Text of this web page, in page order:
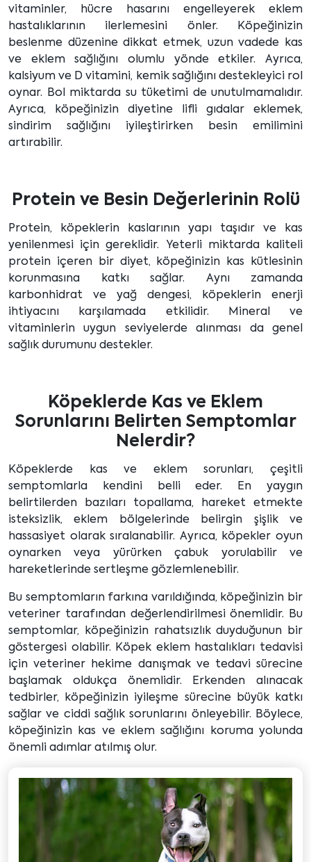
vitaminler, hücre hasarını engelleyerek eklem
hastalıklarının ilerlemesini önler. Köpeğinizin
beslenme düzenine dikkat etmek, uzun vadede kas
ve eklem sağlığını olumlu yönde etkiler. Ayrıca,
kalsiyum ve D vitamini, kemik sağlığını destekleyici rol
oynar. Bol miktarda su tüketimi de unutulmamalıdır.
Ayrıca, köpeğinizin diyetine lifli gıdalar eklemek,
sindirim sağlığını iyileştirirken besin emilimini
artırabilir.
Protein ve Besin Değerlerinin Rolü
Protein, köpeklerin kaslarının yapı taşıdır ve kas
yenilenmesi için gereklidir. Yeterli miktarda kaliteli
protein içeren bir diyet, köpeğinizin kas kütlesinin
korunmasına katkı sağlar. Aynı zamanda
karbonhidrat ve yağ dengesi, köpeklerin enerji
ihtiyacını karşılamada etkilidir. Mineral ve
vitaminlerin uygun seviyelerde alınması da genel
sağlık durumunu destekler.
Köpeklerde Kas ve Eklem
Sorunlarını Belirten Semptomlar
Nelerdir?
Köpeklerde kas ve eklem sorunları, çeşitli
semptomlarla kendini belli eder. En yaygın
belirtilerden bazıları topallama, hareket etmekte
isteksizlik, eklem bölgelerinde belirgin şişlik ve
hassasiyet olarak sıralanabilir. Ayrıca, köpekler oyun
oynarken veya yürürken çabuk yorulabilir ve
hareketlerinde sertleşme gözlemlenebilir.
Bu semptomların farkına varıldığında, köpeğinizin bir
veteriner tarafından değerlendirilmesi önemlidir. Bu
semptomlar, köpeğinizin rahatsızlık duyduğunun bir
göstergesi olabilir. Köpek eklem hastalıkları tedavisi
için veteriner hekime danışmak ve tedavi sürecine
başlamak oldukça önemlidir. Erkenden alınacak
tedbirler, köpeğinizin iyileşme sürecine büyük katkı
sağlar ve ciddi sağlık sorunlarını önleyebilir. Böylece,
köpeğinizin kas ve eklem sağlığını koruma yolunda
önemli adımlar atılmış olur.